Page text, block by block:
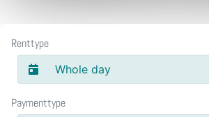
Renttype
Whole day
Paymenttype